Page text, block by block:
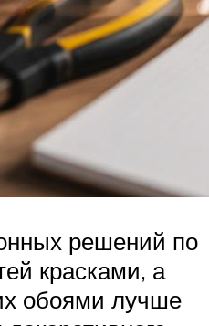
решений по
красками, а
обоями лучше